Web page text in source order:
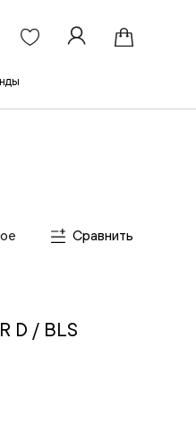
Сравнить
D / BLS